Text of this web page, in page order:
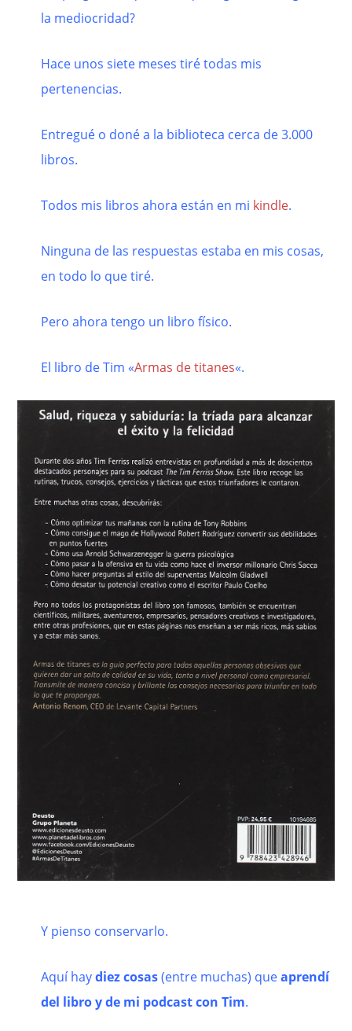
la mediocridad?
Hace unos siete meses tiré todas mis
pertenencias.
Entregué o doné a la biblioteca cerca de 3.000
libros.
Todos mis libros ahora están en mi kindle.
Ninguna de las respuestas estaba en mis cosas,
en todo lo que tiré.
Pero ahora tengo un libro físico.
El libro de Tim «Armas de titanes«.
Y pienso conservarlo.
Aquí haydiez cosas(entre muchas) queaprendí
del libro y de mi podcast con Tim.